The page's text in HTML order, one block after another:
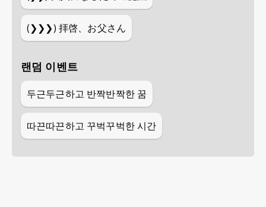
(❯❯❯) 拝啓、お父さん
랜덤 이벤트
두근두근하고 반짝반짝한 꿈
따끈따끈하고 꾸벅꾸벅한 시간